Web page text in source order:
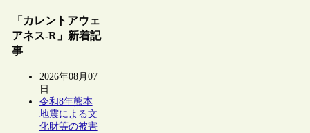
「カレントアウェ
アネス-R」新着記
事
2026年08月07
日
令和8年熊本
地震による文
化財等の被害